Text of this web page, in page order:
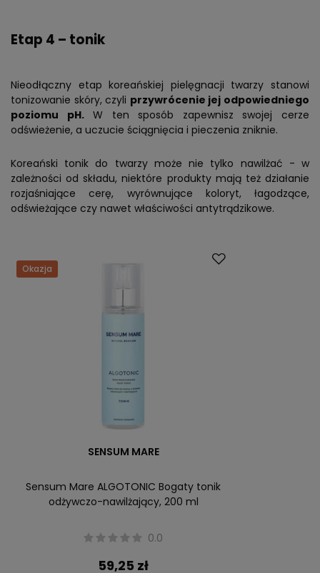
Etap 4 – tonik
Nieodłączny etap koreańskiej pielęgnacji twarzy stanowi
tonizowanie skóry, czyli przywrócenie jej odpowiedniego
poziomu pH.W ten sposób zapewnisz swojej cerze
odświeżenie, a uczucie ściągnięcia i pieczenia zniknie.
Koreański tonik do twarzy może nie tylko nawilżać - w
zależności od składu, niektóre produkty mają też działanie
rozjaśniające cerę, wyrównujące koloryt, łagodzące,
odświeżające czy nawet właściwości antytrądzikowe.
Okazja
SENSUM MARE
Sensum Mare ALGOTONIC Bogaty tonik
odżywczo-nawilżający, 200 ml
0.0
59,25 zł